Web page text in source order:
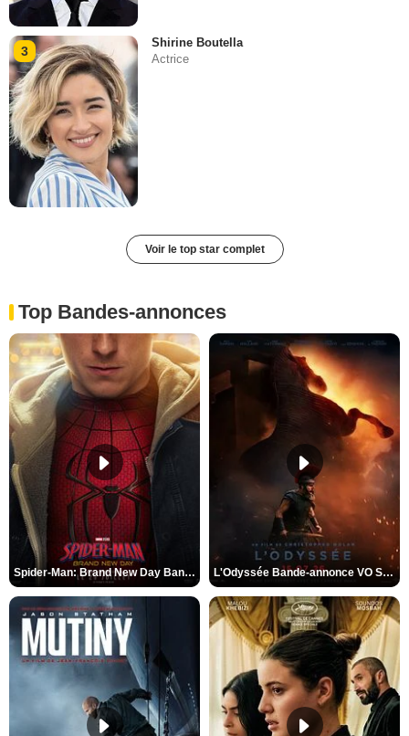
3
Shirine Boutella
Actrice
Voir le top star complet
Top Bandes-annonces
Spider-Man: Brand New Day Bande-annonce VO STFR L'Odyssée Bande-annonce VO STFR